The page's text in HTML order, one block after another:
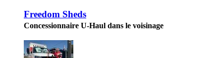
Freedom Sheds
Concessionnaire U-Haul dans le voisinage